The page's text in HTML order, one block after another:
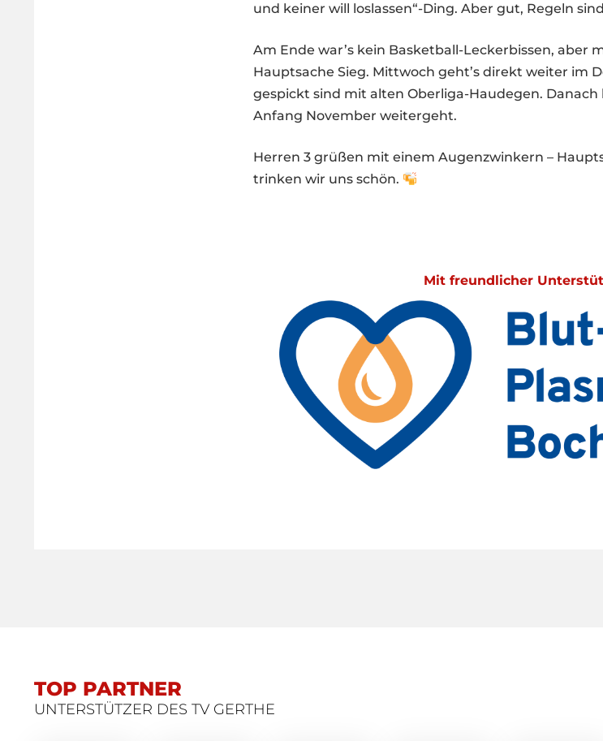
und keiner will loslassen“-Ding. Aber gut, Regeln
Am Ende war’s kein Basketball-Leckerbissen, aber
Hauptsache Sieg. Mittwoch geht’s direkt weiter im
gespickt sind mit alten Oberliga-Haudegen. Danach
Anfang November weitergeht.
Herren 3 grüßen mit einem Augenzwinkern –
trinken wir uns schön.
Mit freundlicher
TOP PARTNER
UNTERSTÜTZER DES TV GERTHE